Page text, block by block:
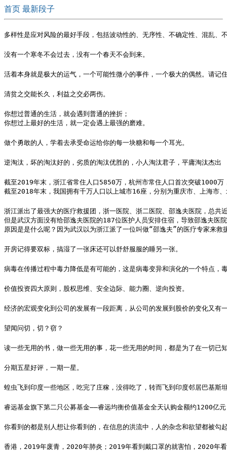
首页 最新段子
多样性是应对风险的最好手段，包括波动性的、无序性、不确定性、混乱、
没有一个寒冬不会过去，没有一个春天不会到来。
活着本身就是极大的运气，一个可能性微小的事件，一个极大的偶然。请记
清贫之交能长久，利益之交必两伤。
你想过普通的生活，就会遇到普通的挫折；
你想过上最好的生活，就一定会遇上最强的磨难。
做个勇敢的人，学着去承受命运给你的每一块糖和每一个耳光。
逆淘汰，坏的淘汰好的，劣质的淘汰优胜的，小人淘汰君子，平庸淘汰杰出
截至2019年末，浙江省常住人口5850万，杭州市常住人口首次突破1000万
截至2018年末，我国拥有千万人口以上城市16座，分别为重庆市、上海市
浙江派出了最强大的医疗救援团，浙一医院、浙二医院、邵逸夫医院，总共
但是武汉方面没有给邵逸夫医院的187位医护人员安排住宿，导致邵逸夫医
原因是是什么呢？因为武汉以为浙江派了一位叫做“邵逸夫”的医疗专家来救
开房记得要双标，搞湿了一张床还可以舒舒服服的睡另一张。
病毒在传播过程中毒力降低是有可能的，这是病毒变异和演化的一个特点
价值投资四大原则，股权思维、安全边际、能力圈、逆向投资。
经济的宏观变化到公司的发展有一段距离，从公司的发展到股价的变化又有
望闻问切，切？窃？
读一些无用的书，做一些无用的事，花一些无用的时间，都是为了在一切
分期五星好评，一期一星。
蝗虫飞到印度一些地区，吃完了庄稼，没得吃了，转而飞到印度邻居巴基斯
睿远基金旗下第二只公募基金——睿远均衡价值基金全天认购金额约1200亿
你看到的都是别人想让你看到的，在信息的洪流中，人的杂念和欲望都被勾
香港，2019年废青，2020年肺炎；2019年看到戴口罩的就害怕，2020年